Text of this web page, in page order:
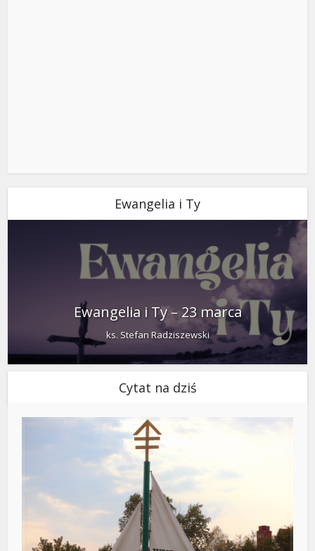
Ewangelia i Ty
Ewangelia i Ty – 23 marca
ks. Stefan Radziszewski
Cytat na dziś